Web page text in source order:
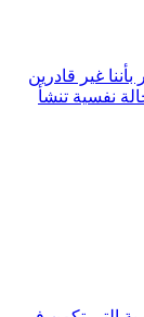
غير قادرين
نفسية تنشأ